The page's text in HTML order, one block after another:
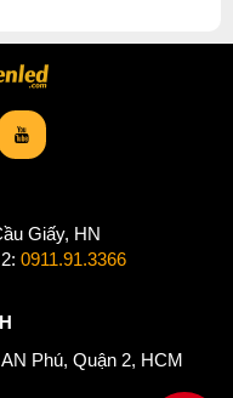
Giấy, HN
0911.91.3366
Phú, Quận 2, HCM